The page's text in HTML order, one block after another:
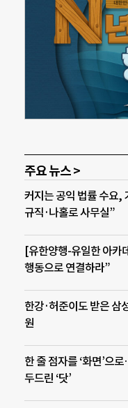
주요 뉴스 >
커지는 공익 법률 수요,
규직·나홀로 사무실”
[유한양행-유일한 아카
행동으로 연결하라”
한강·허준이도 받은 삼
원
한 줄 점자를 ‘화면’으
두드린 ‘닷’